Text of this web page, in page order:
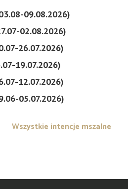
09.08.2026)
02.08.2026)
26.07.2026)
19.07.2026)
12.07.2026)
05.07.2026)
Wszystkie intencje mszalne